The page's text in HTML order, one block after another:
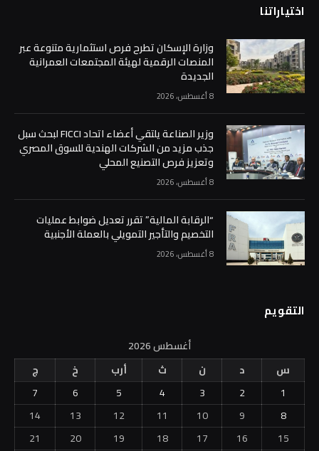
اختياراتنا
وزارة الإسكان تطرح فرص استثمارية متنوعة عبر
المنصات الرقمية لهيئة المجتمعات العمرانية
الجديدة
8 أغسطس، 2026
وزير الصناعة يلتقي أعضاء اتحاد FICCI لبحث سبل
جذب مزيد من الشركات الهندية للسوق المصري
وتعزيز فرص التصنيع المحلي
8 أغسطس، 2026
“الرقابة المالية” تقرر تعديل ضوابط عمليات
التخصيم والتأجير التمويلي بالعملة الأجنبية
8 أغسطس، 2026
التقويم
أغسطس 2026
س
د ن ث أرب خ
ج
1
2
3
4
5
6
7
8
9
10
11
12
13
14
15
16
17
18
19
20
21